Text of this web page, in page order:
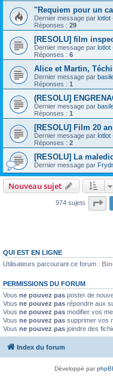
"Requiem pour un
Dernier message par lotlot
Réponses : 29
[RESOLU] film
Dernier message par lotlot
Réponses : 6
Alice et Martin,
Dernier message par
Réponses : 1
(RESOLU]
Dernier message par
Réponses : 1
[RESOLU] Film 20
Dernier message par lotlot
Réponses : 2
[RESOLU] La
Dernier message par
Nouveau sujet
974 sujets
QUI EST EN LIGNE
Utilisateurs parcourant ce forum :
PERMISSIONS DU FORUM
Vous ne pouvez pas poster de
Vous ne pouvez pas répondre aux
Vous ne pouvez pas modifier vos
Vous ne pouvez pas supprimer vos
Vous ne pouvez pas joindre des
Index du forum
Développé par